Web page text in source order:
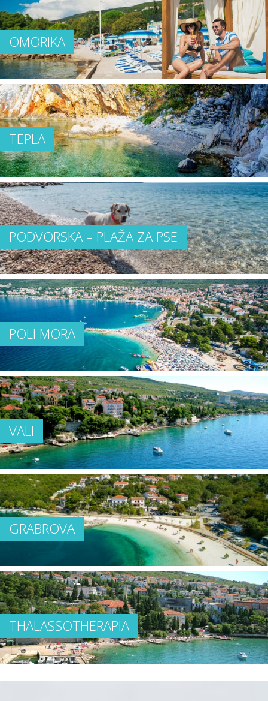
OMORIKA
TEPLA
PODVORSKA – PLAŽA ZA PSE
POLI MORA
VALI
GRABROVA
THALASSOTHERAPIA